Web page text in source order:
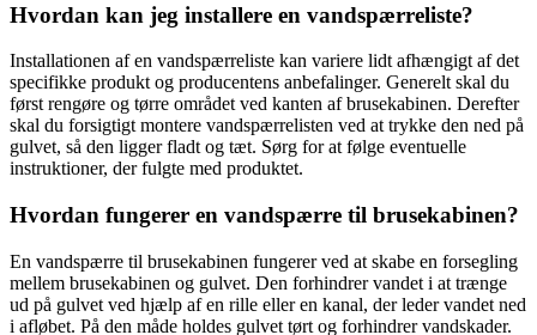
Hvordan kan jeg installere en vandspærreliste?
Installationen af en vandspærreliste kan variere lidt afhængigt af det
specifikke produkt og producentens anbefalinger. Generelt skal du
først rengøre og tørre området ved kanten af brusekabinen. Derefter
skal du forsigtigt montere vandspærrelisten ved at trykke den ned på
gulvet, så den ligger fladt og tæt. Sørg for at følge eventuelle
instruktioner, der fulgte med produktet.
Hvordan fungerer en vandspærre til brusekabinen?
En vandspærre til brusekabinen fungerer ved at skabe en forsegling
mellem brusekabinen og gulvet. Den forhindrer vandet i at trænge
ud på gulvet ved hjælp af en rille eller en kanal, der leder vandet ned
i afløbet. På den måde holdes gulvet tørt og forhindrer vandskader.